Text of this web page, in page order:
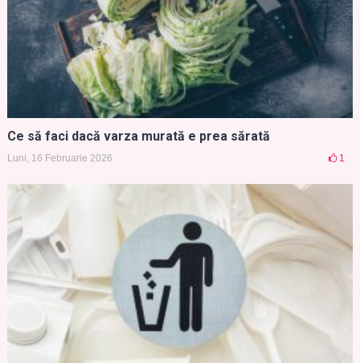
Ce să faci dacă varza murată e prea sărată
Luni, 16 Februarie 2026 1